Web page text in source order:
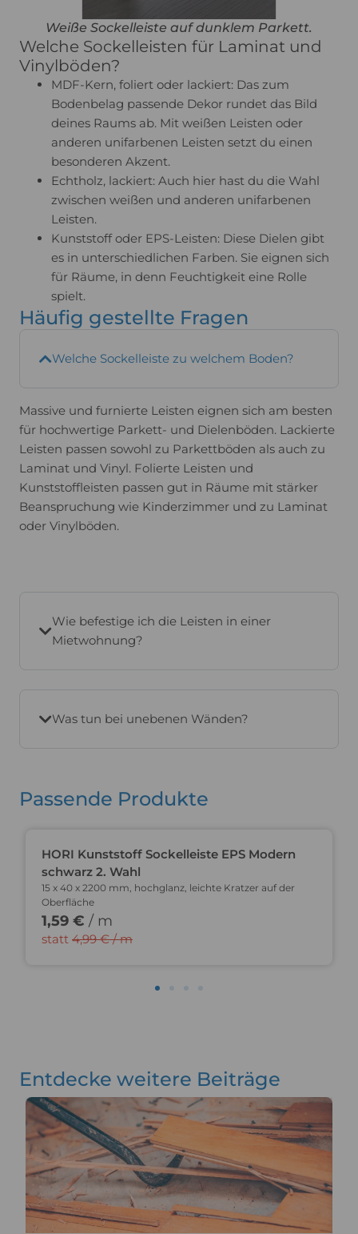
Weiße Sockelleiste auf dunklem Parkett.
Welche Sockelleisten für Laminat und
Vinylböden?
MDF-Kern, foliert oder lackiert: Das zum
Bodenbelag passende Dekor rundet das Bild
deines Raums ab. Mit weißen Leisten oder
anderen unifarbenen Leisten setzt du einen
besonderen Akzent.
Echtholz, lackiert: Auch hier hast du die Wahl
zwischen weißen und anderen unifarbenen
Leisten.
Kunststoff oder EPS-Leisten: Diese Dielen gibt
es in unterschiedlichen Farben. Sie eignen sich
für Räume, in denn Feuchtigkeit eine Rolle
spielt.
Häufig gestellte Fragen
Welche Sockelleiste zu welchem Boden?
Massive und furnierte Leisten eignen sich am besten
für hochwertige Parkett- und Dielenböden. Lackierte
Leisten passen sowohl zu Parkettböden als auch zu
Laminat und Vinyl. Folierte Leisten und
Kunststoffleisten passen gut in Räume mit stärker
Beanspruchung wie Kinderzimmer und zu Laminat
oder Vinylböden.
Wie befestige ich die Leisten in einer
Mietwohnung?
Was tun bei unebenen Wänden?
Passende Produkte
HORI Kunststoff Sockelleiste EPS Modern
schwarz 2. Wahl
15 x 40 x 2200 mm, hochglanz, leichte Kratzer auf der
Oberfläche
1,59 € / m
statt 4,99 € / m
Entdecke weitere Beiträge